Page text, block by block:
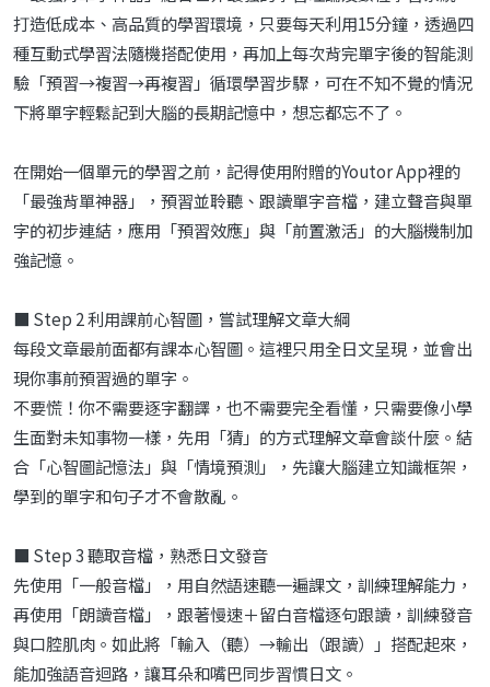
打造低成本、高品質的學習環境，只要每天利用15分鐘，透過四
種互動式學習法隨機搭配使用，再加上每次背完單字後的智能測
驗「預習→複習→再複習」循環學習步驟，可在不知不覺的情況
下將單字輕鬆記到大腦的長期記憶中，想忘都忘不了。
在開始一個單元的學習之前，記得使用附贈的Youtor App裡的
「最強背單神器」，預習並聆聽、跟讀單字音檔，建立聲音與單
字的初步連結，應用「預習效應」與「前置激活」的大腦機制加
強記憶。
■ Step 2 利用課前心智圖，嘗試理解文章大綱
每段文章最前面都有課本心智圖。這裡只用全日文呈現，並會出
現你事前預習過的單字。
不要慌！你不需要逐字翻譯，也不需要完全看懂，只需要像小學
生面對未知事物一樣，先用「猜」的方式理解文章會談什麼。結
合「心智圖記憶法」與「情境預測」，先讓大腦建立知識框架，
學到的單字和句子才不會散亂。
■ Step 3 聽取音檔，熟悉日文發音
先使用「一般音檔」，用自然語速聽一遍課文，訓練理解能力，
再使用「朗讀音檔」，跟著慢速＋留白音檔逐句跟讀，訓練發音
與口腔肌肉。如此將「輸入（聽）→輸出（跟讀）」搭配起來，
能加強語音迴路，讓耳朵和嘴巴同步習慣日文。